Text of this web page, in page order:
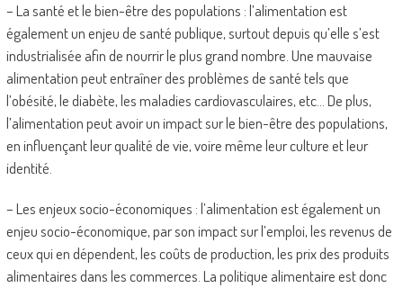
– La santé et le bien-être des populations : l’alimentation est
également un enjeu de santé publique, surtout depuis qu’elle s’est
industrialisée afin de nourrir le plus grand nombre. Une mauvaise
alimentation peut entraîner des problèmes de santé tels que
l’obésité, le diabète, les maladies cardiovasculaires, etc… De plus,
l’alimentation peut avoir un impact sur le bien-être des populations,
en influençant leur qualité de vie, voire même leur culture et leur
identité.
– Les enjeux socio-économiques : l’alimentation est également un
enjeu socio-économique, par son impact sur l’emploi, les revenus de
ceux qui en dépendent, les coûts de production, les prix des produits
alimentaires dans les commerces. La politique alimentaire est donc